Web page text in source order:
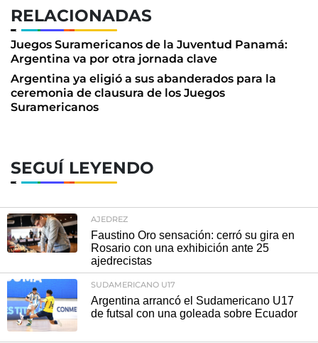
RELACIONADAS
Juegos Suramericanos de la Juventud Panamá:
Argentina va por otra jornada clave
Argentina ya eligió a sus abanderados para la
ceremonia de clausura de los Juegos
Suramericanos
SEGUÍ LEYENDO
AJEDREZ
Faustino Oro sensación: cerró su gira en
Rosario con una exhibición ante 25
ajedrecistas
SUDAMERICANO U17
Argentina arrancó el Sudamericano U17
de futsal con una goleada sobre Ecuador